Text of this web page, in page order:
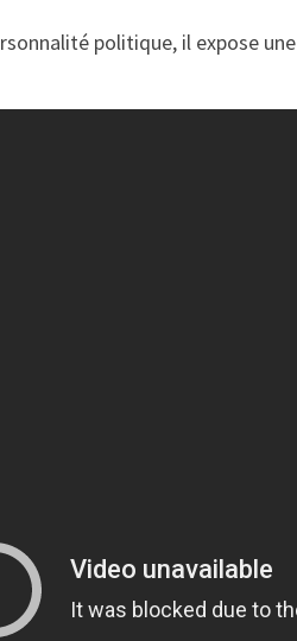
politique, il expose